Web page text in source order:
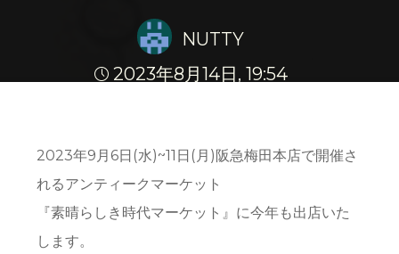
NUTTY
2023年8月14日, 19:54
2023年9月6日(水)~11日(月)阪急梅田本店で開催さ
れるアンティークマーケット
『素晴らしき時代マーケット』に今年も出店いた
します。